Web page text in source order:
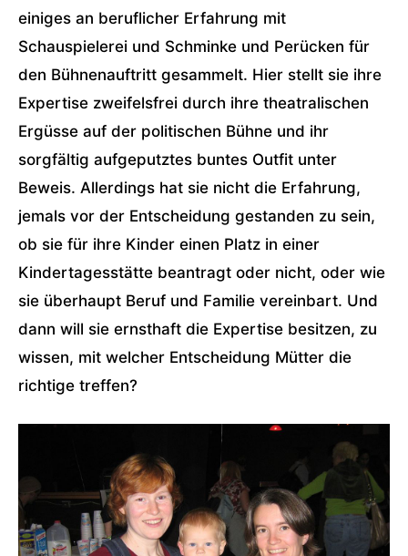
einiges an beruflicher Erfahrung mit
Schauspielerei und Schminke und Perücken für
den Bühnenauftritt gesammelt. Hier stellt sie ihre
Expertise zweifelsfrei durch ihre theatralischen
Ergüsse auf der politischen Bühne und ihr
sorgfältig aufgeputztes buntes Outfit unter
Beweis. Allerdings hat sie nicht die Erfahrung,
jemals vor der Entscheidung gestanden zu sein,
ob sie für ihre Kinder einen Platz in einer
Kindertagesstätte beantragt oder nicht, oder wie
sie überhaupt Beruf und Familie vereinbart. Und
dann will sie ernsthaft die Expertise besitzen, zu
wissen, mit welcher Entscheidung Mütter die
richtige treffen?